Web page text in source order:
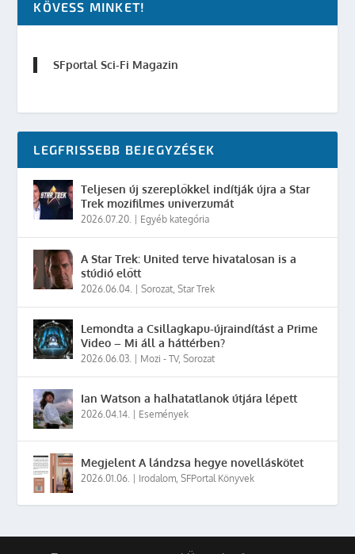
KÖVESS MINKET!
SFportal Sci-Fi Magazin
LEGFRISSEBB BEJEGYZÉSEK
Teljesen új szereplőkkel indítják újra a Star
Trek mozifilmes univerzumát
2026.07.20. Egyéb kategória
A Star Trek: United terve hivatalosan is a
stúdió előtt
2026.06.04. |Sorozat,Star Trek
Lemondta a Csillagkapu-újraindítást a Prime
Video – Mi áll a háttérben?
2026.06.03. Mozi - TV,Sorozat
Ian Watson a halhatatlanok útjára lépett
2026.04.14. Események
Megjelent A lándzsa hegye novelláskötet
2026.01.06. Irodalom,SFPortal Könyvek